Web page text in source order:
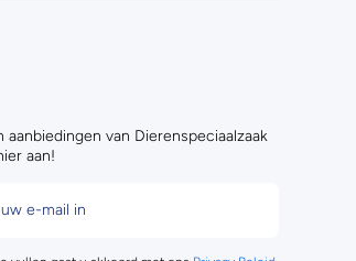
van Dierenspeciaalzaak
aan!
e-mail in